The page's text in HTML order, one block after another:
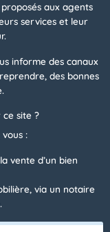
aux agents
services et leur
informe des canaux
des bonnes
site ?
:
vente d’un bien
via un notaire